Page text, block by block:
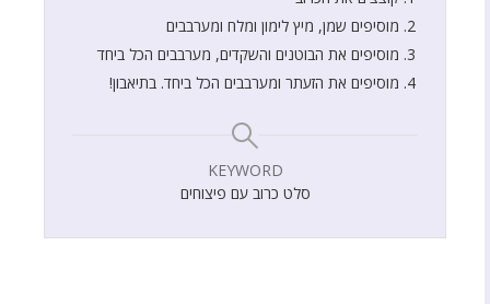
מוסיפים שמן, מיץ לימון ומלח ומערבבים
מוסיפים את הבוטנים והשקדים, מערבבים הכל ביחד
מוסיפים את הזעתר ומערבבים הכל ביחד. בתיאבון!
KEYWORD
סלט כרוב עם פיצוחים